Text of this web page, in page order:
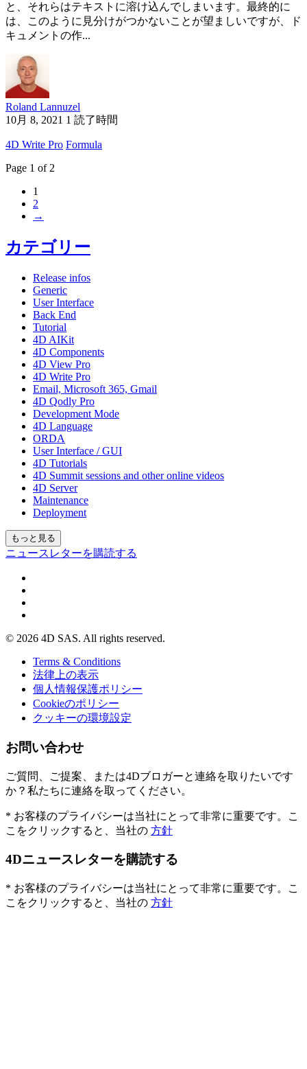
と、それらはテキストに溶け込んでしまいます。最終的に
は、このように見分けがつかないことが望ましいですが、ド
キュメントの作...
Roland Lannuzel
10月 8, 2021 1 読了時間
4D Write Pro Formula
Page 1 of 2
1
2
→
カテゴリー
Release infos
Generic
User Interface
Back End
Tutorial
4D AIKit
4D Components
4D View Pro
4D Write Pro
Email, Microsoft 365, Gmail
4D Qodly Pro
Development Mode
4D Language
ORDA
User Interface / GUI
4D Tutorials
4D Summit sessions and other online videos
4D Server
Maintenance
Deployment
もっと見る
ニュースレターを購読する
© 2026 4D SAS. All rights reserved.
Terms & Conditions
法律上の表示
個人情報保護ポリシー
Cookieのポリシー
クッキーの環境設定
お問い合わせ
ご質問、ご提案、または4Dブロガーと連絡を取りたいです
か？私たちに連絡を取ってください。
* お客様のプライバシーは当社にとって非常に重要です。こ
こをクリックすると、当社の 方針
4Dニュースレターを購読する
* お客様のプライバシーは当社にとって非常に重要です。こ
こをクリックすると、当社の 方針